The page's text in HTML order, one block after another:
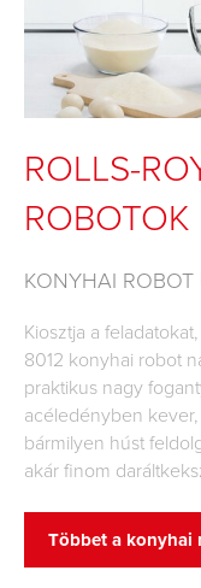
ROLLS-
KONYHAI
Kiosztja a
8012 konyhai robot
praktikus nagy
acéledényben
bármilyen húst
akár finom
Többet a konyhai